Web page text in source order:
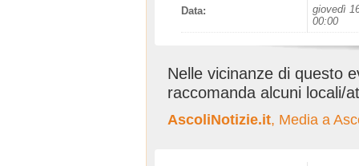
Data:
giovedì
00:00
Nelle vicinanze di questo
raccomanda alcuni locali/
AscoliNotizie.it, Media a